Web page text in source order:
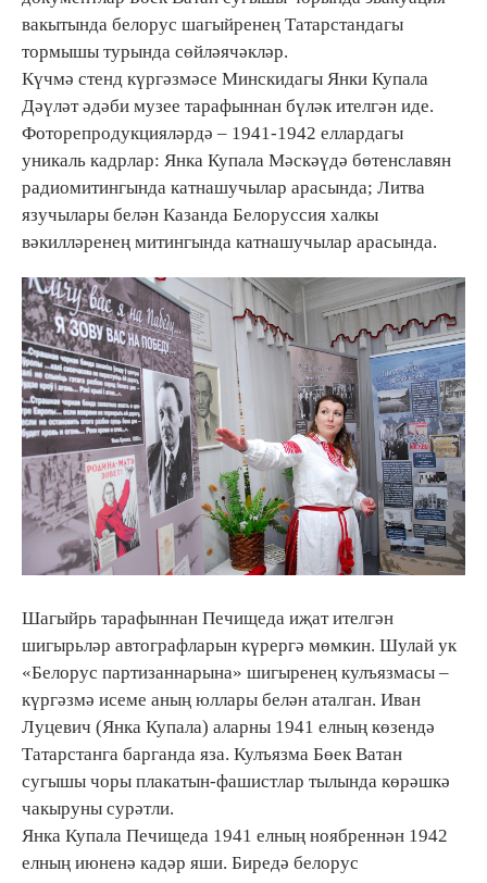
вакытында белорус шагыйренең Татарстандагы
тормышы турында сөйләячәкләр.
Күчмә стенд күргәзмәсе Минскидагы Янки Купала
Дәүләт әдәби музее тарафыннан бүләк ителгән иде.
Фоторепродукцияләрдә – 1941-1942 еллардагы
уникаль кадрлар: Янка Купала Мәскәүдә бөтенславян
радиомитингында катнашучылар арасында; Литва
язучылары белән Казанда Белоруссия халкы
вәкилләренең митингында катнашучылар арасында.
Шагыйрь тарафыннан Печищеда иҗат ителгән
шигырьләр автографларын күрергә мөмкин. Шулай ук
«Белорус партизаннарына» шигыренең кулъязмасы –
күргәзмә исеме аның юллары белән аталган. Иван
Луцевич (Янка Купала) аларны 1941 елның көзендә
Татарстанга барганда яза. Кулъязма Бөек Ватан
сугышы чоры плакатын-фашистлар тылында көрәшкә
чакыруны сурәтли.
Янка Купала Печищеда 1941 елның ноябреннән 1942
елның июненә кадәр яши. Биредә белорус